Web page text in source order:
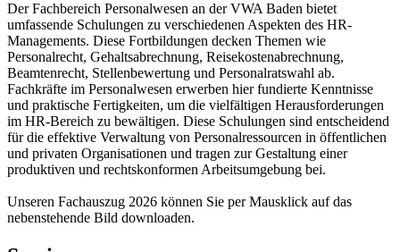
Der Fachbereich Personalwesen an der VWA Baden bietet
umfassende Schulungen zu verschiedenen Aspekten des HR-
Managements. Diese Fortbildungen decken Themen wie
Personalrecht, Gehaltsabrechnung, Reisekostenabrechnung,
Beamtenrecht, Stellenbewertung und Personalratswahl ab.
Fachkräfte im Personalwesen erwerben hier fundierte Kenntnisse
und praktische Fertigkeiten, um die vielfältigen Herausforderungen
im HR-Bereich zu bewältigen. Diese Schulungen sind entscheidend
für die effektive Verwaltung von Personalressourcen in öffentlichen
und privaten Organisationen und tragen zur Gestaltung einer
produktiven und rechtskonformen Arbeitsumgebung bei.
Unseren Fachauszug 2026 können Sie per Mausklick auf das
nebenstehende Bild downloaden.